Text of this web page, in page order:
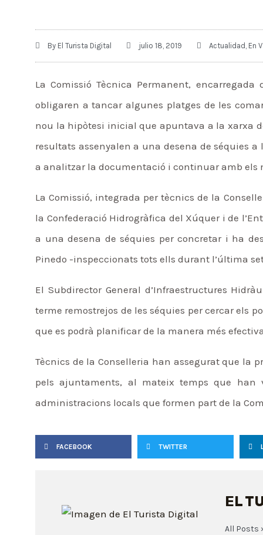
By El Turista Digital julio 18, 2019 Actualidad En
La Comissió Tècnica Permanent,
obligaren a tancar algunes platges de les
nou la hipòtesi inicial que apuntava a la xarxa
resultats assenyalen a una desena de séquies
a analitzar la documentació i continuar amb els
La Comissió, integrada per tècnics de la
la Confederació Hidrogràfica del Xúquer i de
a una desena de séquies per concretar i ha
Pinedo -inspeccionats tots ells durant l’última
El Subdirector General d’Infraestructures
terme remostrejos de les séquies per cercar els
que es podrà planificar de la manera més
Tècnics de la Conselleria han assegurat que la
pels ajuntaments, al mateix temps que
administracions locals que formen part de la
FACEBOOK TWITTER
EL
All Posts